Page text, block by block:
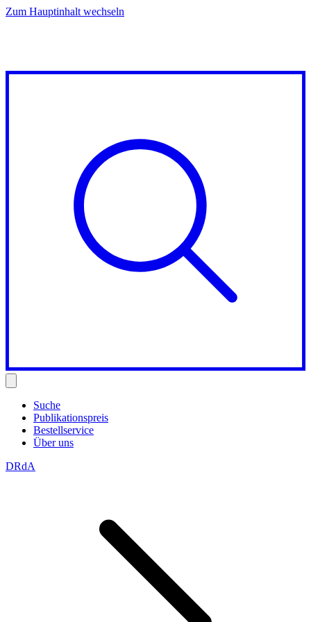
Zum Hauptinhalt wechseln
Suche
Publikationspreis
Bestellservice
Über uns
DRdA